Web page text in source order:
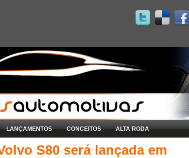
LANÇAMENTOS CONCEITOS ALTA RODA
S80 será lançada em